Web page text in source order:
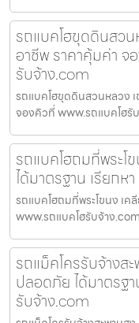
รถแบคโฮขุดดินสว
อาชีพ ราคาคุ้มค่า จ
รับจ้าง.com
รถแบคโฮขุดดินสวนหลวง
จองคิวที่ www.รถแบคโฮรั
รถแบคโฮถมที่พระโ
ได้มาตรฐาน เรียกห
รถแบคโฮถมที่พระโขนง เค
www.รถแบคโฮรับจ้าง
รถแม็คโครรับจ้างส
ปลอดภัย ได้มาตรฐ
รับจ้าง.com